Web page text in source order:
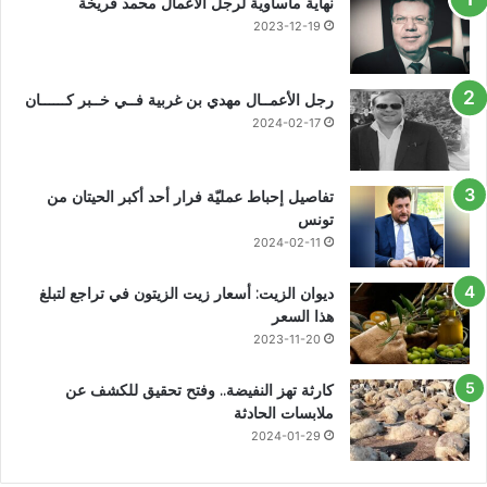
2023-12-19
رجل الأعمــال مهدي بن غربية فــي خــبر كــــــان
2024-02-17
تفاصيل إحباط عمليّة فرار أحد أكبر الحيتان من
تونس
2024-02-11
ديوان الزيت: أسعار زيت الزيتون في تراجع لتبلغ
هذا السعر
2023-11-20
كارثة تهز النفيضة.. وفتح تحقيق للكشف عن
ملابسات الحادثة
2024-01-29